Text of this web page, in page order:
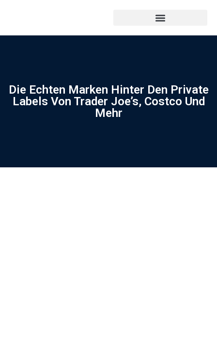
Die Echten Marken Hinter Den Private
Labels Von Trader Joe’s, Costco Und
Mehr